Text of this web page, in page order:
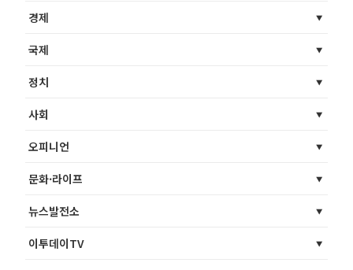
경제
국제
정치
사회
오피니언
문화·라이프
뉴스발전소
이투데이TV